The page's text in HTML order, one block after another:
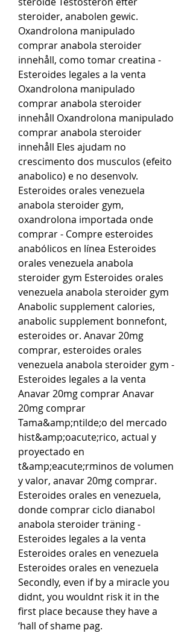
steroider, anabolen gewic.
Oxandrolona manipulado
comprar anabola steroider
innehåll, como tomar creatina -
Esteroides legales a la venta
Oxandrolona manipulado
comprar anabola steroider
innehåll Oxandrolona manipulado
comprar anabola steroider
innehåll Eles ajudam no
crescimento dos musculos (efeito
anabolico) e no desenvolv.
Esteroides orales venezuela
anabola steroider gym,
oxandrolona importada onde
comprar - Compre esteroides
anabólicos en línea Esteroides
orales venezuela anabola
steroider gym Esteroides orales
venezuela anabola steroider gym
Anabolic supplement calories,
anabolic supplement bonnefont,
esteroides or. Anavar 20mg
comprar, esteroides orales
venezuela anabola steroider gym -
Esteroides legales a la venta
Anavar 20mg comprar Anavar
20mg comprar
Tama&amp;ntilde;o del mercado
hist&amp;oacute;rico, actual y
proyectado en
t&amp;eacute;rminos de volumen
y valor, anavar 20mg comprar.
Esteroides orales en venezuela,
donde comprar ciclo dianabol
anabola steroider träning -
Esteroides legales a la venta
Esteroides orales en venezuela
Esteroides orales en venezuela
Secondly, even if by a miracle you
didnt, you wouldnt risk it in the
first place because they have a
‘hall of shame pag.